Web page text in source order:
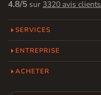
4.8/5 sur 3320 avis clients
SERVICES
ENTREPRISE
ACHETER